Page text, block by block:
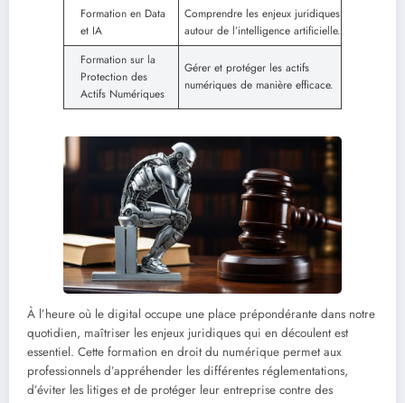
Formation en Data
et IA
Comprendre les enjeux juridiques
autour de l’intelligence artificielle.
Formation sur la
Protection des
Actifs Numériques
Gérer et protéger les actifs
numériques de manière efficace.
À l’heure où le digital occupe une place prépondérante dans notre
quotidien, maîtriser les enjeux juridiques qui en découlent est
essentiel. Cette formation en droit du numérique permet aux
professionnels d’appréhender les différentes réglementations,
d’éviter les litiges et de protéger leur entreprise contre des